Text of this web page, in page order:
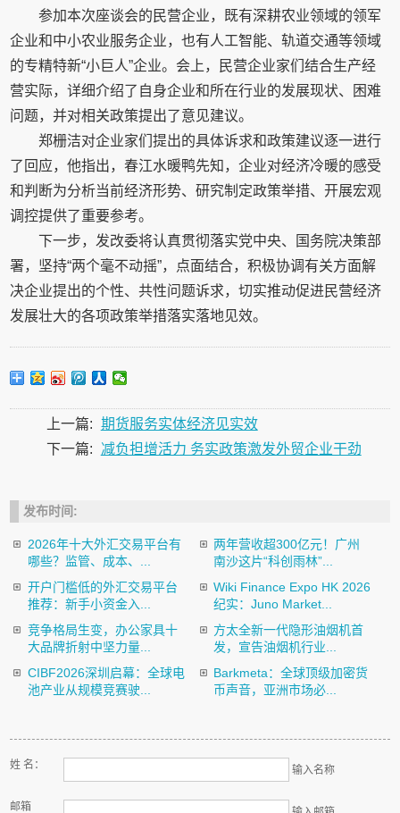
参加本次座谈会的民营企业，既有深耕农业领域的领军
企业和中小农业服务企业，也有人工智能、轨道交通等领域
的专精特新“小巨人”企业。会上，民营企业家们结合生产经
营实际，详细介绍了自身企业和所在行业的发展现状、困难
问题，并对相关政策提出了意见建议。
郑栅洁对企业家们提出的具体诉求和政策建议逐一进行
了回应，他指出，春江水暖鸭先知，企业对经济冷暖的感受
和判断为分析当前经济形势、研究制定政策举措、开展宏观
调控提供了重要参考。
下一步，发改委将认真贯彻落实党中央、国务院决策部
署，坚持“两个毫不动摇”，点面结合，积极协调有关方面解
决企业提出的个性、共性问题诉求，切实推动促进民营经济
发展壮大的各项政策举措落实落地见效。
上一篇: 期货服务实体经济见实效
下一篇:
减负担增活力 务实政策激发外贸企业干劲
发布时间:
2026年十大外汇交易平台有
哪些？监管、成本、...
两年营收超300亿元！广州
南沙这片“科创雨林”...
开户门槛低的外汇交易平台
推荐：新手小资金入...
Wiki Finance Expo HK 2026
纪实：Juno Market...
竞争格局生变，办公家具十
大品牌折射中坚力量...
方太全新一代隐形油烟机首
发，宣告油烟机行业...
CIBF2026深圳启幕：全球电
池产业从规模竞赛驶...
Barkmeta：全球顶级加密货
币声音，亚洲市场必...
姓 名： 输入名称
邮箱